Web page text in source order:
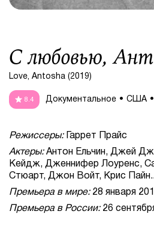
С любовью,
Love, Antosha (2019)
8.4 Документальное США
Режиссеры:Гаррет Прайс
Актеры:Антон Ельчин, Джей
Кейдж, Дженнифер Лоуренс,
Стюарт, Джон Войт, Крис
Премьера в мире:28 января
Премьера в России:26